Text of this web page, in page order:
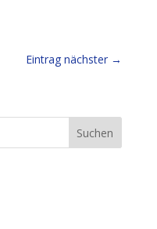
Eintrag nächster →